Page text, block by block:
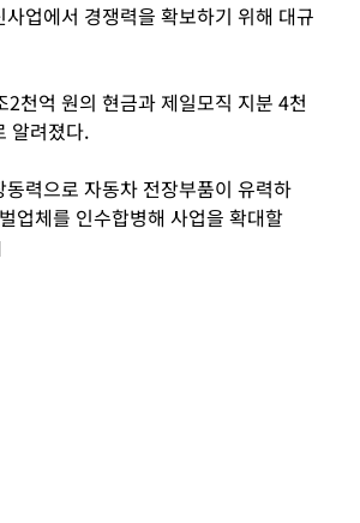
업에서 경쟁력을 확보하기 위해 대규
천억 원의 현금과 제일모직 지분 4천
알려졌다.
력으로 자동차 전장부품이 유력하
업체를 인수합병해 사업을 확대할